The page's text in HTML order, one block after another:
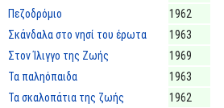
Πεζοδρόμιο
1962
Σκάνδαλα στο νησί του έρωτα
1963
Στον Ίλιγγο της Ζωής
1969
Τα παληόπαιδα
1963
Τα σκαλοπάτια της ζωής
1962